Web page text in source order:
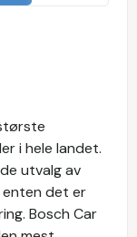
i hele landet.
utvalg av
det er
Bosch Car